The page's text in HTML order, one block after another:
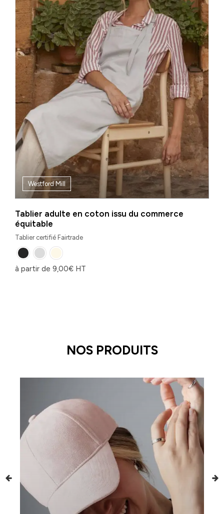
Westford Mill
Tablier adulte en coton issu du commerce
équitable
Tablier certifié Fairtrade
à partir de 9,00€ HT
NOS PRODUITS